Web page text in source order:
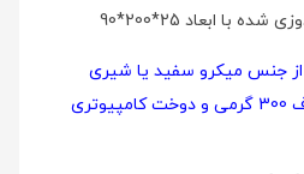
جنس میکرو سفید یا شیری
رنگ است و لحاف با الیاف 300 گرمی و دوخت کامپیوتری